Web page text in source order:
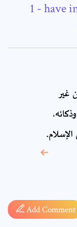
- have
غير
Add Comment
* sign,